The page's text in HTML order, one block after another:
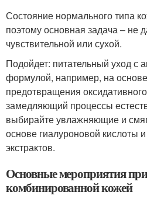
Состояние нормального типа
поэтому основная задача – не
чувствительной или сухой.
Подойдет: питательный уход с
формулой, например, на
предотвращения
замедляющий процессы
выбирайте увлажняющие и
основе гиалуроновой кислоты
экстрактов.
Основные мероприятия при
комбинированной кожей